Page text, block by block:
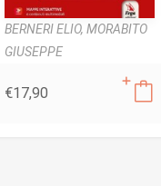
BERNERI ELIO, MORABITO
GIUSEPPE
€17,90